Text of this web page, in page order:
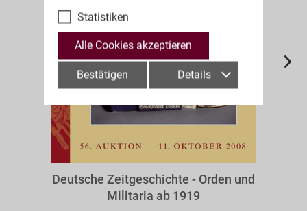
A56r
Deutsche Zeitgeschichte - Orden und
Militaria ab 1919
Statistiken
Alle Cookies akzeptieren
Bestätigen Details